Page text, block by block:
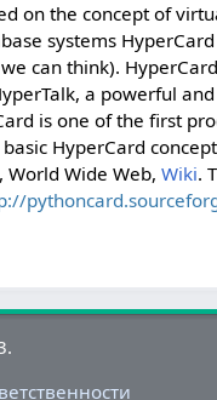
on the concept of
systems
can think).
a powerful
is one of the first
HyperCard
World Wide Web,Wiki.